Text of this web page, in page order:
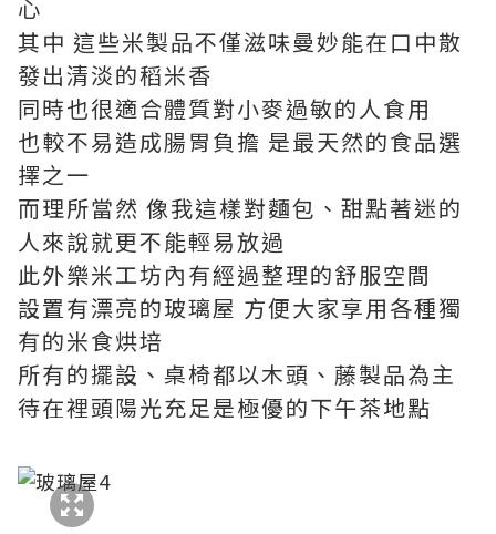
心
其中 這些米製品不僅滋味曼妙能在口中散
發出清淡的稻米香
同時也很適合體質對小麥過敏的人食用
也較不易造成腸胃負擔 是最天然的食品選
擇之一
而理所當然 像我這樣對麵包、甜點著迷的
人來說就更不能輕易放過
此外樂米工坊內有經過整理的舒服空間
設置有漂亮的玻璃屋 方便大家享用各種獨
有的米食烘培
所有的擺設、桌椅都以木頭、藤製品為主
待在裡頭陽光充足是極優的下午茶地點